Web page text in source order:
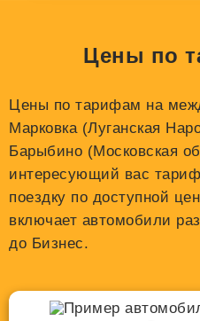
Цены по
Цены по тарифам на
Марковка (Луганская
Барыбино (Московская
интересующий вас
поездку по доступной
включает автомобили
до Бизнес.